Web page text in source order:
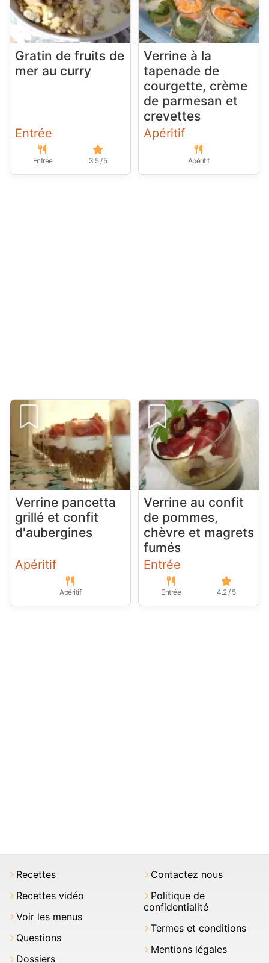
Gratin de fruits de
mer au curry
Entrée
Entrée 3.5 / 5
Verrine à la
tapenade de
courgette, crème
de parmesan et
crevettes
Apéritif
Apéritif
Verrine pancetta
grillé et confit
d'aubergines
Apéritif
Apéritif
Verrine au confit
de pommes,
chèvre et magrets
fumés
Entrée
Entrée 4.2 / 5
Recettes
Recettes vidéo
Voir les menus
Questions
Dossiers
Contactez nous
Politique de
confidentialité
Termes et conditions
Mentions légales